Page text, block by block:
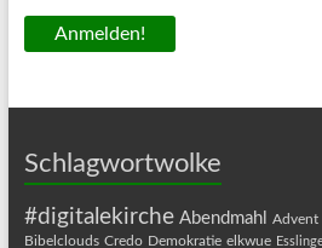
Schlagwortwolke
#digitalekirche Abendmahl Advent
Bibelclouds Credo Demokratie elkwue